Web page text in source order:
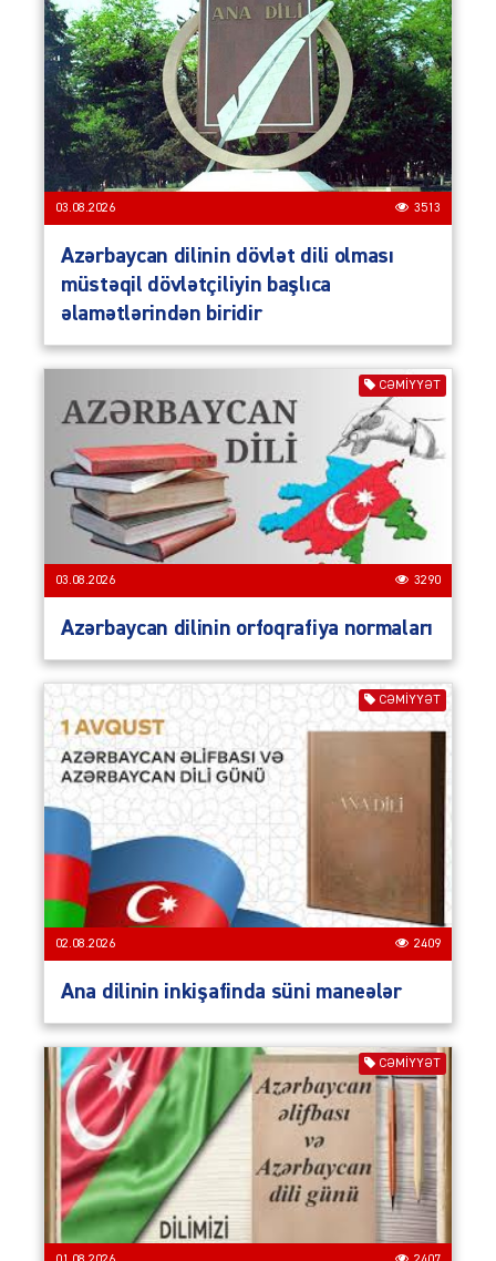
03.08.2026 3513
Azərbaycan dilinin dövlət dili olması
müstəqil dövlətçiliyin başlıca
əlamətlərindən biridir
CƏMIYYƏT
03.08.2026 3290
Azərbaycan dilinin orfoqrafiya normaları
CƏMIYYƏT
02.08.2026 2409
Ana dilinin inkişafinda süni maneələr
CƏMIYYƏT